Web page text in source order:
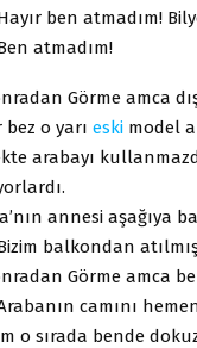
ben atmadım!
atmadım!
Görme amca
bez o yarı eski model
arabayı
annesi aşağıya
balkondan
Görme amca
camını
o sırada bende